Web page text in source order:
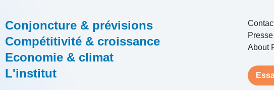
Conjoncture & prévisions
Compétitivité & croissance
Economie & climat
L'institut
Presse
About